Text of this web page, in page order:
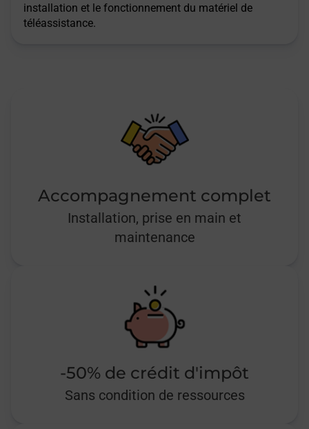
installation et le fonctionnement du matériel de
téléassistance.
Accompagnement complet
Installation, prise en main et
maintenance
-50% de crédit d'impôt
Sans condition de ressources